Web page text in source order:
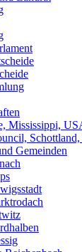
Mississippi,
Gemeinden